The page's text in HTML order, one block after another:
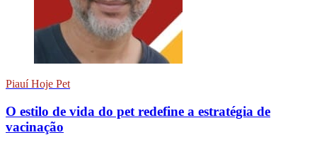
Piauí Hoje Pet
O estilo de vida do pet redefine a estratégia de
vacinação